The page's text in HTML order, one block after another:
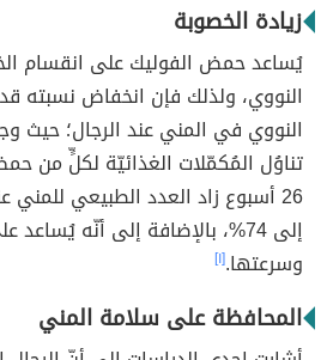
زيادة الخصوبة
يُساعد حمض الفوليك على انقسام
النووي، ولذلك فإن انخفاض نسبته
النووي في المني عند الرجال؛ حيث
تناوُل المُكمّلات الغذائيّة لكلٍّ من
26 أسبوع زاد العدد الطبيعي
إلى 74%، بالإضافة إلى أنّه
وسرعتها.[١]
المحافظة على سلامة المني